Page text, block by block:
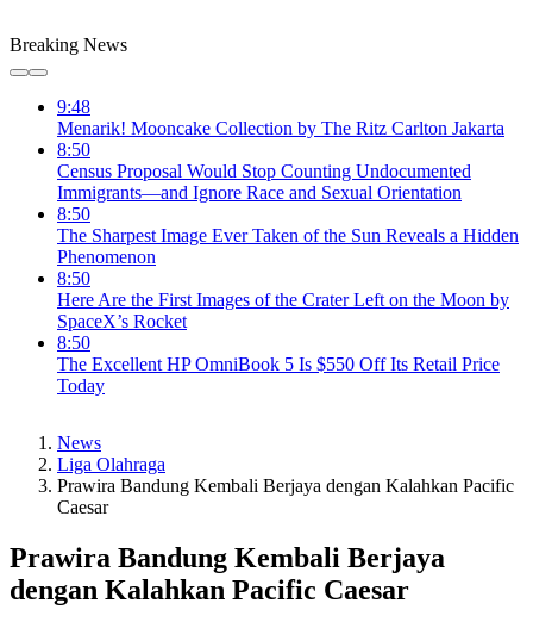
Breaking News
9:48
Menarik! Mooncake Collection by The Ritz Carlton Jakarta
8:50
Census Proposal Would Stop Counting Undocumented
Immigrants—and Ignore Race and Sexual Orientation
8:50
The Sharpest Image Ever Taken of the Sun Reveals a Hidden
Phenomenon
8:50
Here Are the First Images of the Crater Left on the Moon by
SpaceX’s Rocket
8:50
The Excellent HP OmniBook 5 Is $550 Off Its Retail Price
Today
News
Liga Olahraga
Prawira Bandung Kembali Berjaya dengan Kalahkan Pacific
Caesar
Prawira Bandung Kembali Berjaya
dengan Kalahkan Pacific Caesar